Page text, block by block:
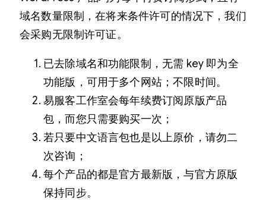
域名数量限制，在将来条件许可的情况下，我们
会采购无限制许可证。
已去除域名和功能限制，无需 key 即为全
功能版，可用于多个网站；不限时间。
易服客工作室会每年续费订阅原版产品
包，而您只需要购买一次；
若只要中文语言包也是以上原价，请勿二
次咨询；
每个产品的都是官方最新版，与官方原版
保持同步。